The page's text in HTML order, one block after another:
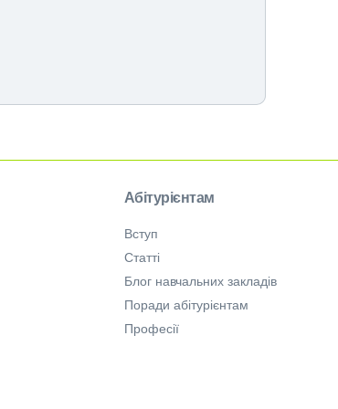
Абітурієнтам
Вступ
Статті
Блог навчальних закладів
Поради абітурієнтам
Професії